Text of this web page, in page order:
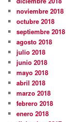
noviembre 2018
octubre 2018
septiembre 2018
agosto 2018
julio 2018
junio 2018
mayo 2018
abril 2018
marzo 2018
febrero 2018
enero 2018